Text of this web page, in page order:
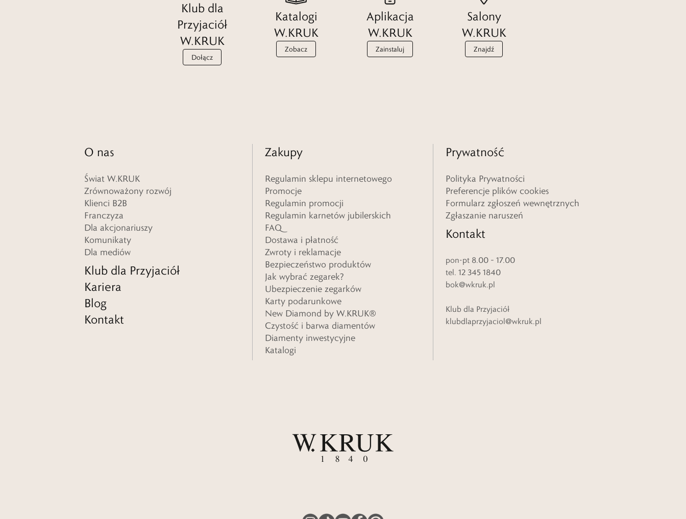
Klub dla
Przyjaciół
W.KRUK
Dołącz
Katalogi
W.KRUK
Zobacz
Aplikacja
W.KRUK
Zainstaluj
Salony
W.KRUK
Znajdź
O nas
Świat W.KRUK
Zrównoważony rozwój
Klienci B2B
Franczyza
Dla akcjonariuszy
Komunikaty
Dla mediów
Klub dla Przyjaciół
Kariera
Blog
Kontakt
Zakupy
Regulamin sklepu internetowego
Promocje
Regulamin promocji
Regulamin karnetów jubilerskich
FAQ
Dostawa i płatność
Zwroty i reklamacje
Bezpieczeństwo produktów
Jak wybrać zegarek?
Ubezpieczenie zegarków
Karty podarunkowe
New Diamond by W.KRUK®
Czystość i barwa diamentów
Diamenty inwestycyjne
Katalogi
Prywatność
Polityka Prywatności
Preferencje plików cookies
Formularz zgłoszeń wewnętrznych
Zgłaszanie naruszeń
Kontakt
pon-pt 8.00 – 17.00
tel. 12 345 1840
bok@wkruk.pl
Klub dla Przyjaciół
klubdlaprzyjaciol@wkruk.pl